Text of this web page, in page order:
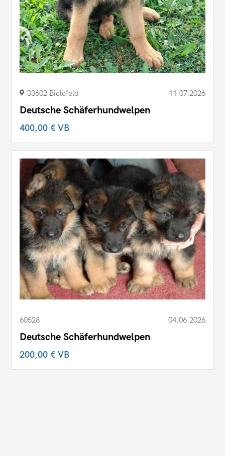
33602 Bielefeld 11.07.2026
Deutsche Schäferhundwelpen
400,00 €VB
60528 04.06.2026
Deutsche Schäferhundwelpen
200,00 €VB